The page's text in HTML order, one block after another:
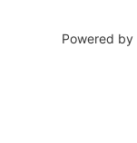
Powered by